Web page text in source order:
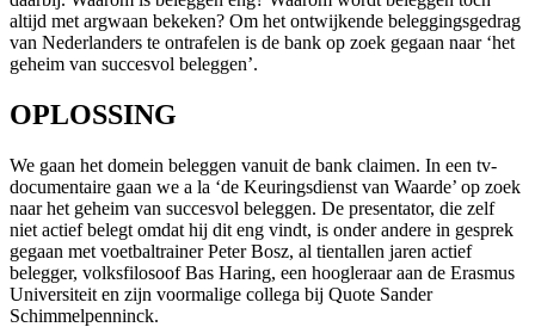
altijd met argwaan bekeken? Om het ontwijkende beleggingsgedrag
van Nederlanders te ontrafelen is de bank op zoek gegaan naar ‘het
geheim van succesvol beleggen’.
OPLOSSING
We gaan het domein beleggen vanuit de bank claimen. In een tv-
documentaire gaan we a la ‘de Keuringsdienst van Waarde’ op zoek
naar het geheim van succesvol beleggen. De presentator, die zelf
niet actief belegt omdat hij dit eng vindt, is onder andere in gesprek
gegaan met voetbaltrainer Peter Bosz, al tientallen jaren actief
belegger, volksfilosoof Bas Haring, een hoogleraar aan de Erasmus
Universiteit en zijn voormalige collega bij Quote Sander
Schimmelpenninck.